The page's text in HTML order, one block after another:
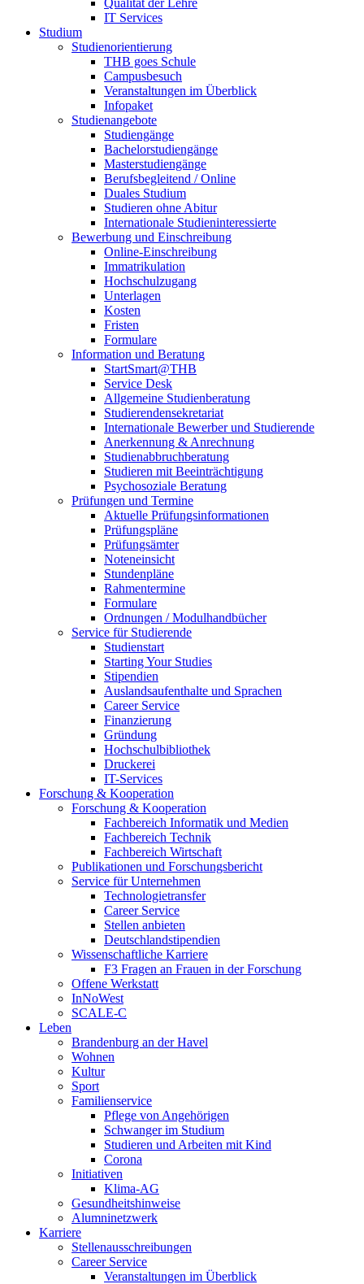
Qualität der Lehre
IT Services
Studium
Studienorientierung
THB goes Schule
Campusbesuch
Veranstaltungen im Überblick
Infopaket
Studienangebote
Studiengänge
Bachelorstudiengänge
Masterstudiengänge
Berufsbegleitend / Online
Duales Studium
Studieren ohne Abitur
Internationale Studieninteressierte
Bewerbung und Einschreibung
Online-Einschreibung
Immatrikulation
Hochschulzugang
Unterlagen
Kosten
Fristen
Formulare
Information und Beratung
StartSmart@THB
Service Desk
Allgemeine Studienberatung
Studierendensekretariat
Internationale Bewerber und Studierende
Anerkennung & Anrechnung
Studienabbruchberatung
Studieren mit Beeinträchtigung
Psychosoziale Beratung
Prüfungen und Termine
Aktuelle Prüfungsinformationen
Prüfungspläne
Prüfungsämter
Noteneinsicht
Stundenpläne
Rahmentermine
Formulare
Ordnungen / Modulhandbücher
Service für Studierende
Studienstart
Starting Your Studies
Stipendien
Auslandsaufenthalte und Sprachen
Career Service
Finanzierung
Gründung
Hochschulbibliothek
Druckerei
IT-Services
Forschung & Kooperation
Forschung & Kooperation
Fachbereich Informatik und Medien
Fachbereich Technik
Fachbereich Wirtschaft
Publikationen und Forschungsbericht
Service für Unternehmen
Technologietransfer
Career Service
Stellen anbieten
Deutschlandstipendien
Wissenschaftliche Karriere
F3 Fragen an Frauen in der Forschung
Offene Werkstatt
InNoWest
SCALE-C
Leben
Brandenburg an der Havel
Wohnen
Kultur
Sport
Familienservice
Pflege von Angehörigen
Schwanger im Studium
Studieren und Arbeiten mit Kind
Corona
Initiativen
Klima-AG
Gesundheitshinweise
Alumninetzwerk
Karriere
Stellenausschreibungen
Career Service
Veranstaltungen im Überblick